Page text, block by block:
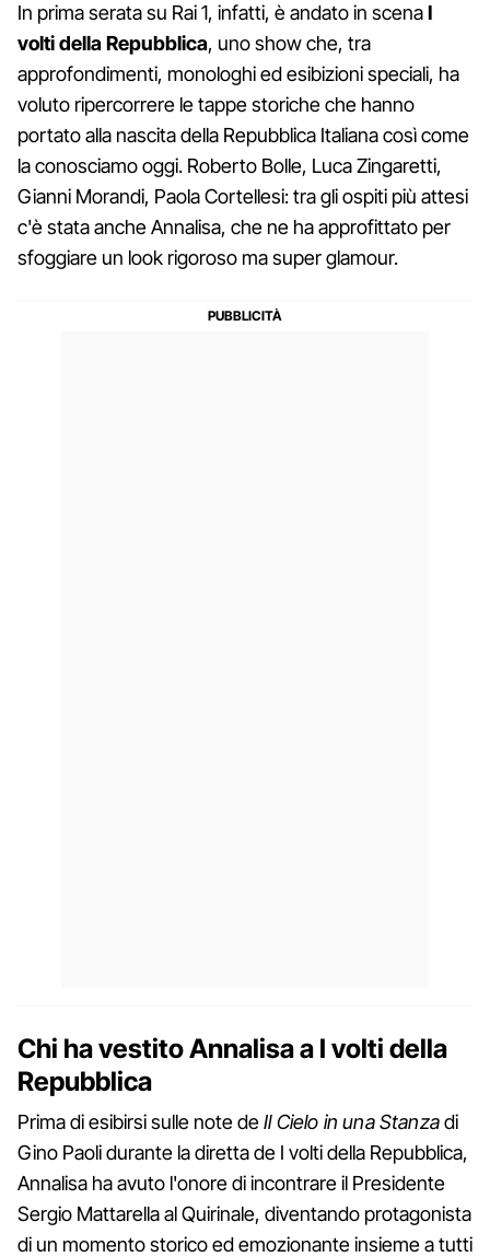
In prima serata su Rai 1, infatti, è andato in scenaI
volti della Repubblica, uno show che, tra
approfondimenti, monologhi ed esibizioni speciali, ha
voluto ripercorrere le tappe storiche che hanno
portato alla nascita della Repubblica Italiana così come
la conosciamo oggi. Roberto Bolle, Luca Zingaretti,
Gianni Morandi, Paola Cortellesi: tra gli ospiti più attesi
c'è stata anche Annalisa, che ne ha approfittato per
sfoggiare un look rigoroso ma super glamour.
Chi ha vestito Annalisa a I volti della
Repubblica
Prima di esibirsi sulle note deIl Cielo in una Stanzadi
Gino Paoli durante la diretta de I volti della Repubblica,
Annalisa ha avuto l'onore di incontrare il Presidente
Sergio Mattarella al Quirinale, diventando protagonista
di un momento storico ed emozionante insieme a tutti